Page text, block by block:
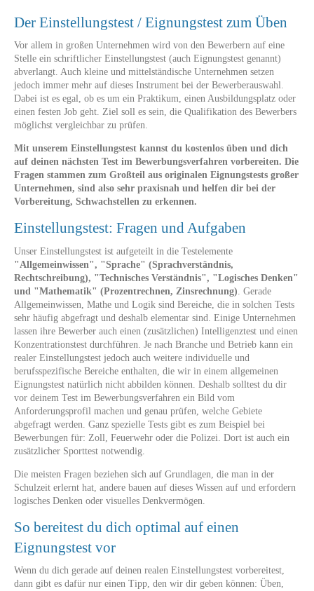
Der Einstellungstest / Eignungstest zum Üben
Vor allem in großen Unternehmen wird von den Bewerbern auf eine
Stelle ein schriftlicher Einstellungstest (auch Eignungstest genannt)
abverlangt. Auch kleine und mittelständische Unternehmen setzen
jedoch immer mehr auf dieses Instrument bei der Bewerberauswahl.
Dabei ist es egal, ob es um ein Praktikum, einen Ausbildungsplatz oder
einen festen Job geht. Ziel soll es sein, die Qualifikation des Bewerbers
möglichst vergleichbar zu prüfen.
Mit unserem Einstellungstest kannst du kostenlos üben und dich
auf deinen nächsten Test im Bewerbungsverfahren vorbereiten. Die
Fragen stammen zum Großteil aus originalen Eignungstests großer
Unternehmen, sind also sehr praxisnah und helfen dir bei der
Vorbereitung, Schwachstellen zu erkennen.
Einstellungstest: Fragen und Aufgaben
Unser Einstellungstest ist aufgeteilt in die Testelemente
"Allgemeinwissen", "Sprache" (Sprachverständnis,
Rechtschreibung), "Technisches Verständnis", "Logisches Denken"
und "Mathematik" (Prozentrechnen, Zinsrechnung) . Gerade
Allgemeinwissen, Mathe und Logik sind Bereiche, die in solchen Tests
sehr häufig abgefragt und deshalb elementar sind. Einige Unternehmen
lassen ihre Bewerber auch einen (zusätzlichen) Intelligenztest und einen
Konzentrationstest durchführen. Je nach Branche und Betrieb kann ein
realer Einstellungstest jedoch auch weitere individuelle und
berufsspezifische Bereiche enthalten, die wir in einem allgemeinen
Eignungstest natürlich nicht abbilden können. Deshalb solltest du dir
vor deinem Test im Bewerbungsverfahren ein Bild vom
Anforderungsprofil machen und genau prüfen, welche Gebiete
abgefragt werden. Ganz spezielle Tests gibt es zum Beispiel bei
Bewerbungen für: Zoll, Feuerwehr oder die Polizei. Dort ist auch ein
zusätzlicher Sporttest notwendig.
Die meisten Fragen beziehen sich auf Grundlagen, die man in der
Schulzeit erlernt hat, andere bauen auf dieses Wissen auf und erfordern
logisches Denken oder visuelles Denkvermögen.
So bereitest du dich optimal auf einen
Eignungstest vor
Wenn du dich gerade auf deinen realen Einstellungstest vorbereitest,
dann gibt es dafür nur einen Tipp, den wir dir geben können: Üben,